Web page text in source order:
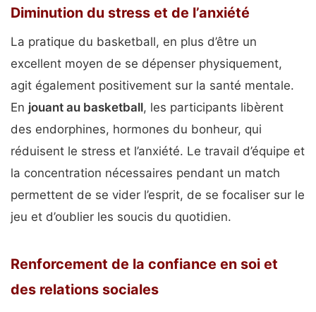
Diminution du stress et de l’anxiété
La pratique du basketball, en plus d’être un
excellent moyen de se dépenser physiquement,
agit également positivement sur la santé mentale.
En jouant au basketball, les participants libèrent
des endorphines, hormones du bonheur, qui
réduisent le stress et l’anxiété. Le travail d’équipe et
la concentration nécessaires pendant un match
permettent de se vider l’esprit, de se focaliser sur le
jeu et d’oublier les soucis du quotidien.
Renforcement de la confiance en soi et
des relations sociales